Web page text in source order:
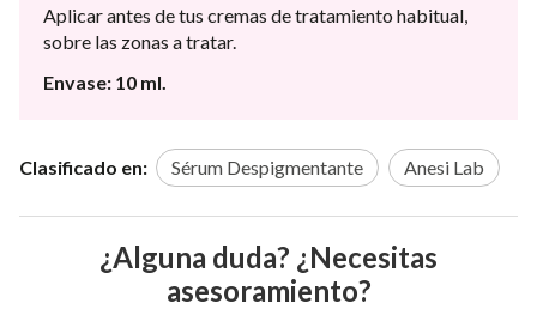
Aplicar antes de tus cremas de tratamiento habitual,
sobre las zonas a tratar.
Envase: 10 ml.
Clasificado en: Sérum Despigmentante Anesi Lab
¿Alguna duda? ¿Necesitas
asesoramiento?